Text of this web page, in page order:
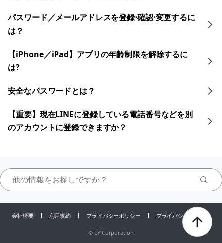
​パスワード／​メールアドレスを登録⋅確認⋅変更す るに
は？
【iPhone／iPad】アプリの年齢制限を解除するに
は?
安全なパスワードとは？
【重要】現在LINEに登録している電話番号などを別
のアカウントに登録できますか？
会社概要 利用規約 プライバシーポリシー プライバシーセンター
© LY Corporation